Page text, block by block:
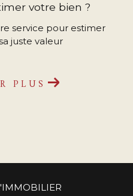
votre bien ?
service pour estimer
juste valeur
PLUS